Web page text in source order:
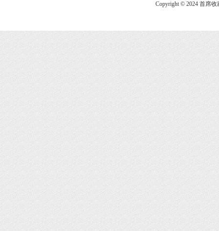
Copyright © 2024 首席收